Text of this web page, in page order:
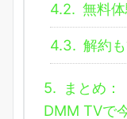
4.2. 無料
4.3. 解約
5.
まとめ：
DMM TVで